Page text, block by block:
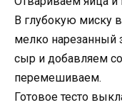
В глубокую миску
мелко нарезанный
сыр и добавляем
перемешиваем.
Готовое тесто